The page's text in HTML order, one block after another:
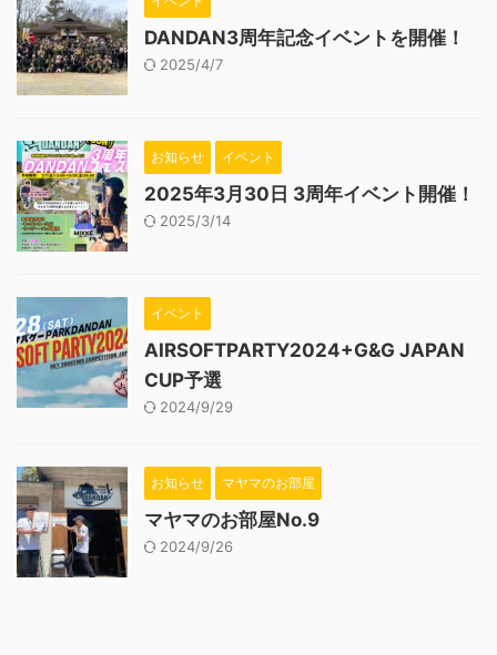
DANDAN3周年記念イベントを開催！
2025/4/7
お知らせ イベント
2025年3月30日 3周年イベント開催！
2025/3/14
イベント
AIRSOFTPARTY2024+G&G JAPAN
CUP予選
2024/9/29
お知らせ マヤマのお部屋
マヤマのお部屋No.9
2024/9/26